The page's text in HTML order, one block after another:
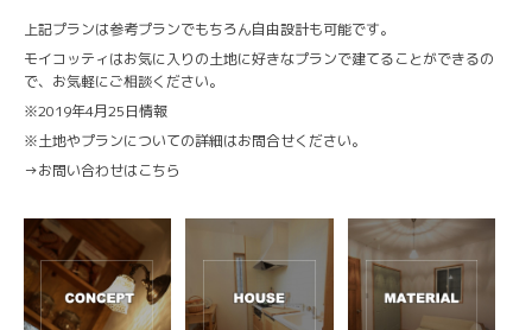
上記プランは参考プランでもちろん自由設計も可能です。
モイコッティはお気に入りの土地に好きなプランで建てることができるの
で、お気軽にご相談ください。
※2019年4月25日情報
※土地やプランについての詳細はお問合せください。
→お問い合わせはこちら